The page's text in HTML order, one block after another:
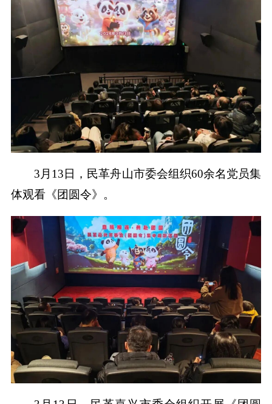
3月13日，民革舟山市委会组织60余名党员集
体观看《团圆令》。